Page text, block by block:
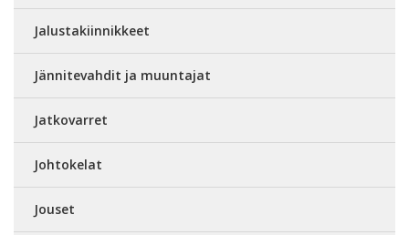
Jalustakiinnikkeet
Jännitevahdit ja muuntajat
Jatkovarret
Johtokelat
Jouset